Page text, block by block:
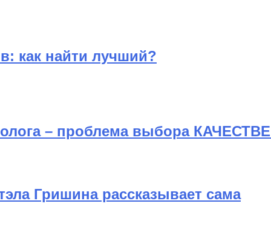
как найти лучший?
– проблема выбора
Гришина рассказывает сама